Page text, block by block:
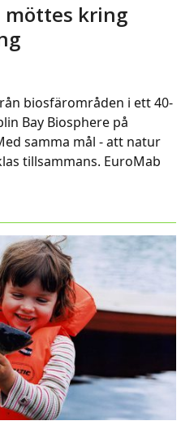
möttes kring
biosfärområden i ett 40-
Bay Biosphere på
samma mål - att natur
tillsammans. EuroMab